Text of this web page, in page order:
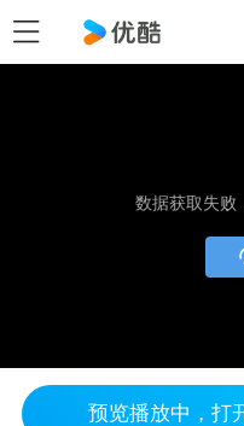
数据获取失败
预览播放中，打